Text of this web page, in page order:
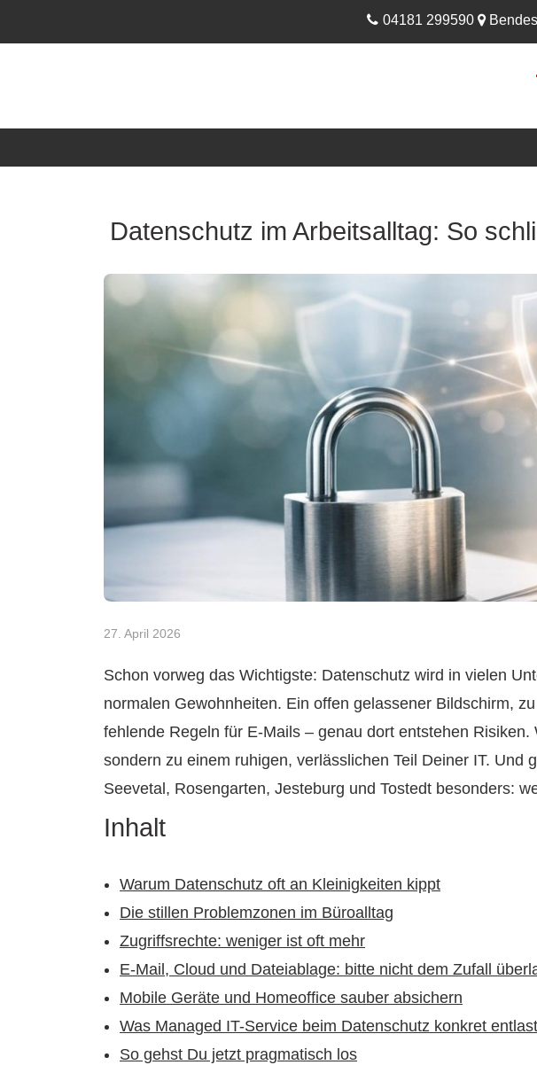
04181 299590
Datenschutz im Arbeitsalltag: So
27. April 2026
Schon vorweg das Wichtigste: Datenschutz wird in vielen
normalen Gewohnheiten. Ein offen gelassener Bildschirm,
fehlende Regeln für E-Mails – genau dort entstehen
sondern zu einem ruhigen, verlässlichen Teil Deiner IT.
Seevetal, Rosengarten, Jesteburg und Tostedt besonders:
Inhalt
Warum Datenschutz oft an Kleinigkeiten kippt
Die stillen Problemzonen im Büroalltag
Zugriffsrechte: weniger ist oft mehr
E-Mail, Cloud und Dateiablage: bitte nicht dem Zufall
Mobile Geräte und Homeoffice sauber absichern
Was Managed IT-Service beim Datenschutz konkret
So gehst Du jetzt pragmatisch los